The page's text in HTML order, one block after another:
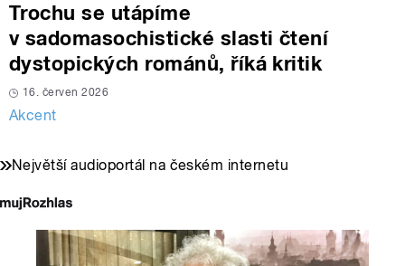
Trochu se utápíme
v sadomasochistické slasti čtení
dystopických románů, říká kritik
16. červen 2026
Akcent
Největší audioportál na českém internetu